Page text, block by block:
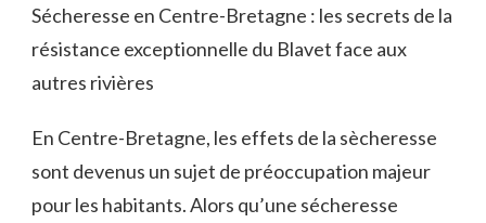
Sécheresse en Centre-Bretagne : les secrets de la
résistance exceptionnelle du Blavet face aux
autres rivières
En Centre-Bretagne, les effets de la sècheresse
sont devenus un sujet de préoccupation majeur
pour les habitants. Alors qu’une sécheresse